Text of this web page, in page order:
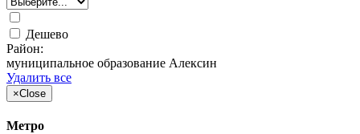
Дешево
Район:
муниципальное образование Алексин
Удалить все
×Close
Метро